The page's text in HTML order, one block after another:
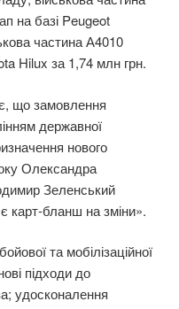
на базі Peugeot
частина А4010
Hilux за 1,74 млн грн.
що замовлення
державної
нового
Олександра
Зеленський
карт-бланш на зміни».
та мобілізаційної
підходи до
удосконалення